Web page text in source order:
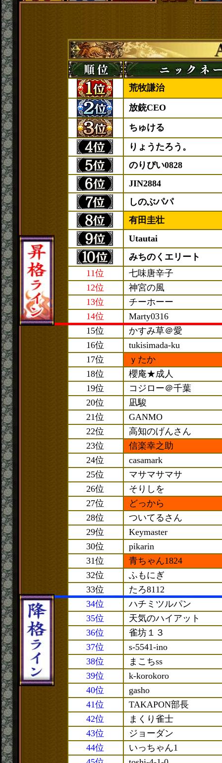
荒牧謙治
放銃CEO
ちゅける
りょうたろう。
のりぴい0828
JIN2884
しのぶパパ
有田圭壮
Utautai
みちのくエリート
11位
七味唐辛子
12位
神宮の風
13位
チーホーー
14位
Marty0316
15位
かすみ草＠愛
16位
tukisimada-ku
17位
ｙたか
18位
櫻庵★成人
19位
コジロー＠千葉
20位
凪駿
21位
GANMO
22位
高知のげんさん
23位
信楽幸之助
24位
casamark
25位
マサマサマサ
26位
そりしを
27位
どっから
28位
ついてるさん
29位
Keymaster
30位
pikarin
31位
青ちゃん1824
32位
ふもにぎ
33位
たろ8112
34位
ハチミツルパン
35位
天気のハイアット
36位
雀坊１３
37位
s-5541-ino
38位
まこちss
39位
k-korokoro
40位
gasho
41位
TAKAPON部長
42位
まくり雀士
43位
ジョーダン
44位
いっちゃん1